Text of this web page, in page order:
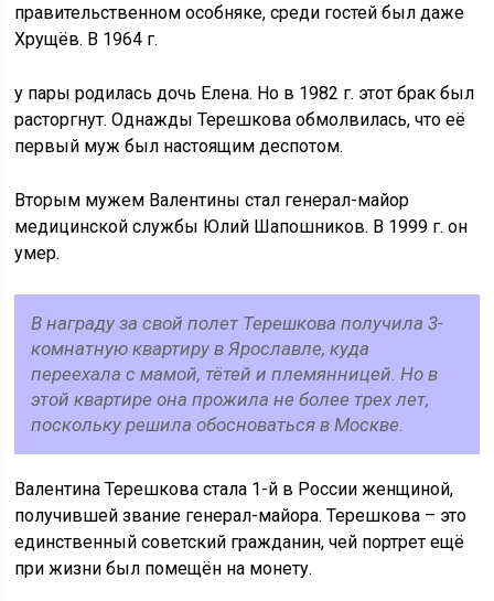
правительственном особняке, среди гостей был даже
Хрущёв. В 1964 г.
у пары родилась дочь Елена. Но в 1982 г. этот брак был
расторгнут. Однажды Терешкова обмолвилась, что её
первый муж был настоящим деспотом.
Вторым мужем Валентины стал генерал-майор
медицинской службы Юлий Шапошников. В 1999 г. он
умер.
В награду за свой полет Терешкова получила 3-
комнатную квартиру в Ярославле, куда
переехала с мамой, тётей и племянницей. Но в
этой квартире она прожила не более трех лет,
поскольку решила обосноваться в Москве.
Валентина Терешкова стала 1-й в России женщиной,
получившей звание генерал-майора. Терешкова – это
единственный советский гражданин, чей портрет ещё
при жизни был помещён на монету.